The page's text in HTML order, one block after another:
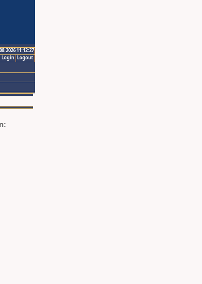
11:12:27
Logout
Login